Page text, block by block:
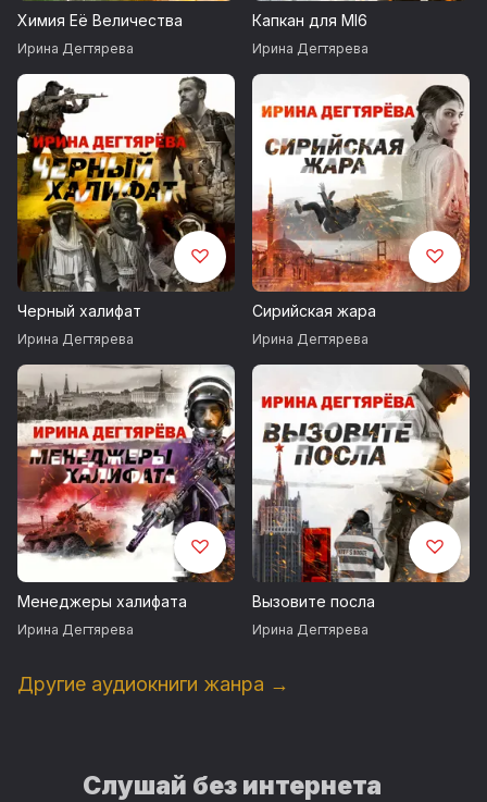
командировку, на сей раз в столицу Великобритании -
© И. Дегтярева
©&℗ ИП Воробьев В.А.
©&℗ ИД СОЮЗ
Продюсер издания: Владимир Воробьёв
Химия Её Величества
Ирина Дегтярева
Капкан для MI6
Ирина Дегтярева
Черный халифат
Ирина Дегтярева
Сирийская жара
Ирина Дегтярева
Менеджеры халифата
Ирина Дегтярева
Вызовите посла
Ирина Дегтярева
Другие аудиокниги жанра →
Слушай без интернета